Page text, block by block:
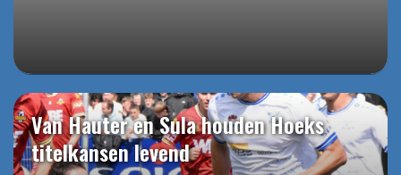
Van Hauter en Sula houden Hoeks
titelkansen levend